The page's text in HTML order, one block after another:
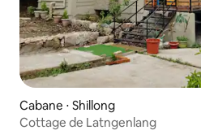
Cabane ⋅ Shillong
Cottage de Latngenlang